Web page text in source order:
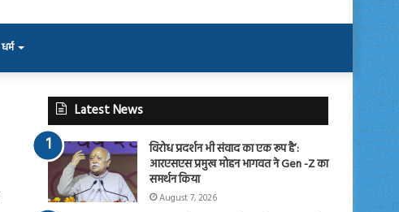
धर्म
Latest News
विरोध प्रदर्शन भी संवाद का एक रूप है’:
आरएसएस प्रमुख मोहन भागवत ने Gen -Z का
समर्थन किया
August 7, 2026